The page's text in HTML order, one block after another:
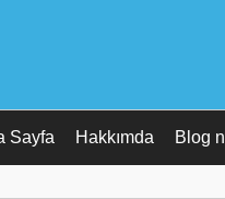
Sayfa Hakkımda Blog